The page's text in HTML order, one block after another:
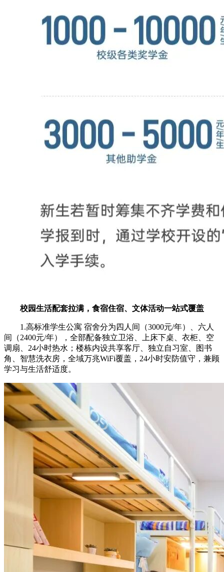
校园生活配套拉满，食宿住宿、文体活动一站式覆盖
1.高标准学生公寓 宿舍分为四人间（3000元/年）、六人
间（2400元/年），全部配备独立卫浴、上床下桌、衣柜、空
调扇、24小时热水；楼栋内设共享客厅、独立自习室、图书
角、智慧洗衣房，全域万兆WiFi覆盖，24小时安防值守，兼顾
学习与生活舒适度。